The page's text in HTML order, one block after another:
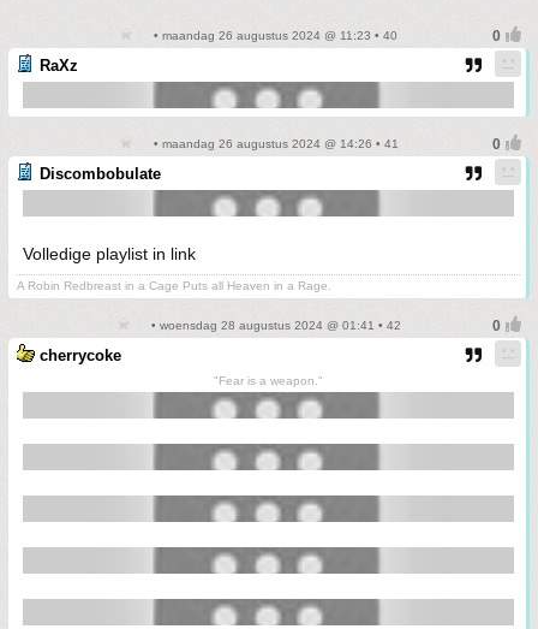
• maandag 26 augustus 2024 @ 11:23 • 40
RaXz
• maandag 26 augustus 2024 @ 14:26 • 41
Discombobulate
Volledige playlist in link
A Robin Redbreast in a Cage Puts all Heaven in a Rage.
• woensdag 28 augustus 2024 @ 01:41 • 42
cherrycoke
"Fear is a weapon."